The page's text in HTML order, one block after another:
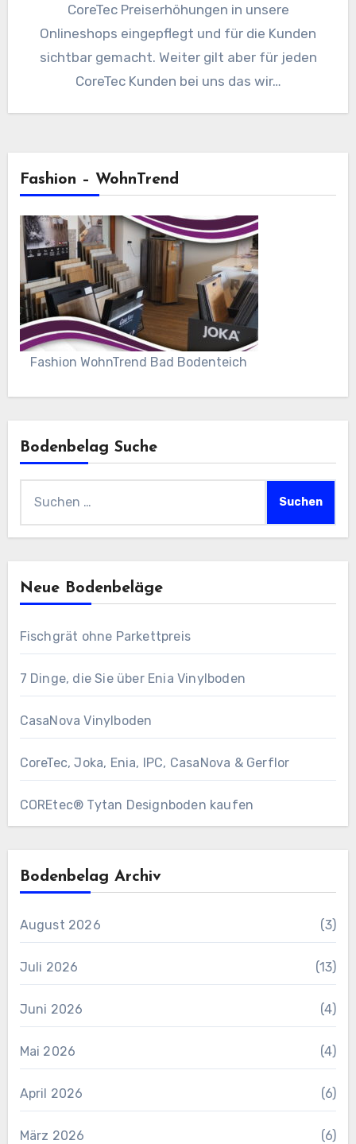
CoreTec Preiserhöhungen in unsere
Onlineshops eingepflegt und für die Kunden
sichtbar gemacht. Weiter gilt aber für jeden
CoreTec Kunden bei uns das wir…
Fashion – WohnTrend
Fashion WohnTrend Bad Bodenteich
Bodenbelag Suche
nach:
Neue Bodenbeläge
Fischgrät ohne Parkettpreis
7 Dinge, die Sie über Enia Vinylboden
CasaNova Vinylboden
CoreTec, Joka, Enia, IPC, CasaNova & Gerflor
COREtec® Tytan Designboden kaufen
Bodenbelag Archiv
August 2026 (3)
Juli 2026 (13)
Juni 2026 (4)
Mai 2026 (4)
April 2026 (6)
März 2026 (6)